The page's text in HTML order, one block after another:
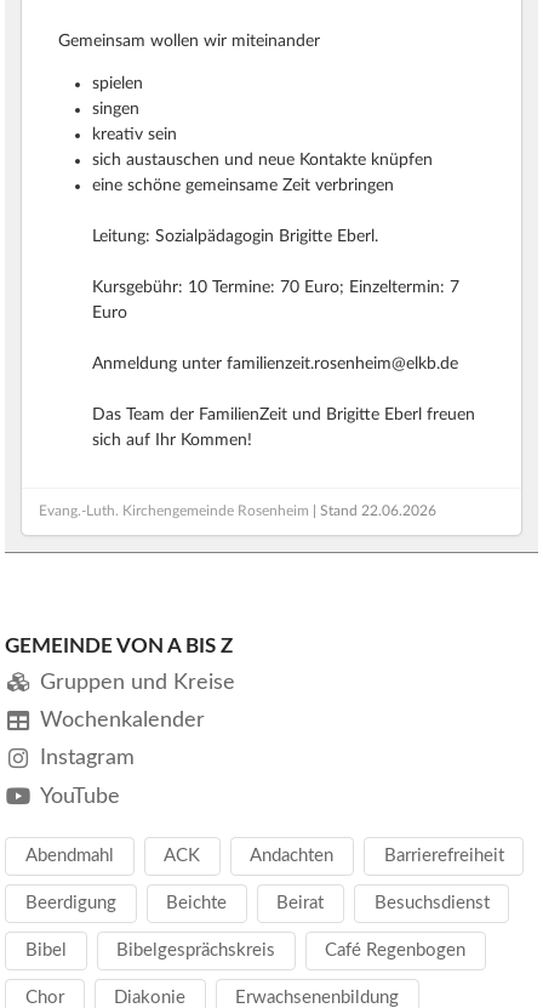
Gemeinsam wollen wir miteinander
spielen
singen
kreativ sein
sich austauschen und neue Kontakte knüpfen
eine schöne gemeinsame Zeit verbringen
Leitung: Sozialpädagogin Brigitte Eberl.
Kursgebühr: 10 Termine: 70 Euro; Einzeltermin: 7
Euro
Anmeldung unter familienzeit.rosenheim@elkb.de
Das Team der FamilienZeit und Brigitte Eberl freuen
sich auf Ihr Kommen!
Evang.-Luth. Kirchengemeinde Rosenheim | Stand 22.06.2026
GEMEINDE VON A BIS Z
Gruppen und Kreise
Wochenkalender
Instagram
YouTube
Abendmahl ACK Andachten Barrierefreiheit
Beerdigung Beichte Beirat Besuchsdienst
Bibel Bibelgesprächskreis Café Regenbogen
Chor Diakonie Erwachsenenbildung